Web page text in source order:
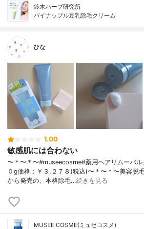
鈴木ハーブ研究所
パイナップル豆乳除毛クリーム
ひな
1.00
敏感肌には合わない
〜＊〜＊〜#museecosme#薬用ヘアリムーバル
０g価格：￥３,２７８(税込)〜＊〜＊〜美容脱
から発売の、本格除毛…続きを見る
MUSEE COSME(ミュゼコスメ)